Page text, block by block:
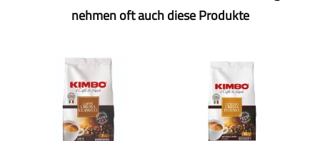
nehmen oft auch diese Produkte